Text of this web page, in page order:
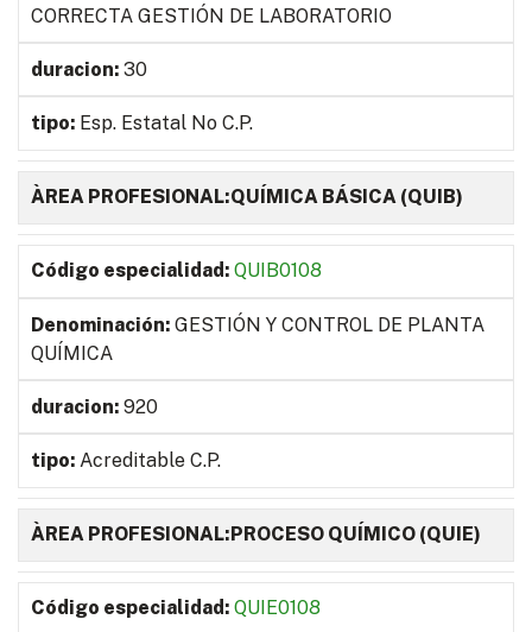
CORRECTA GESTIÓN DE LABORATORIO
30
Esp. Estatal No C.P.
ÀREA PROFESIONAL:QUÍMICA BÁSICA (QUIB)
QUIB0108
GESTIÓN Y CONTROL DE PLANTA
QUÍMICA
920
Acreditable C.P.
ÀREA PROFESIONAL:PROCESO QUÍMICO (QUIE)
QUIE0108